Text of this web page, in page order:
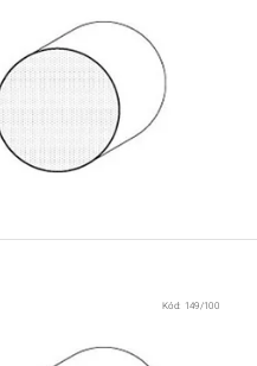
Kód: 149/100